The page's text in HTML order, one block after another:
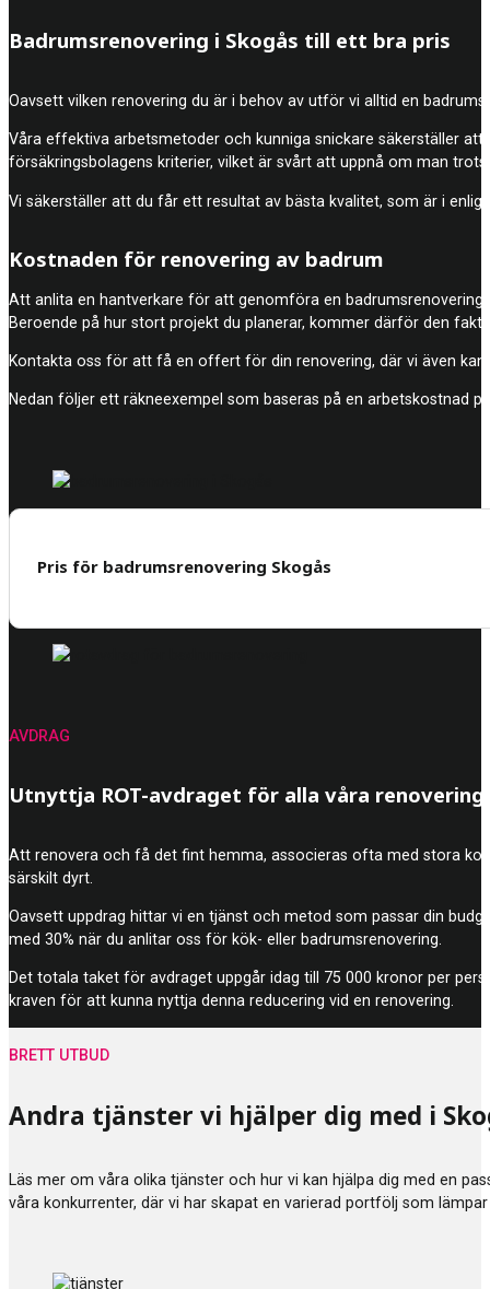
Badrumsrenovering i Skogås till ett bra pris
Oavsett vilken renovering du är i behov av utför vi alltid en
Våra effektiva arbetsmetoder och kunniga snickare säkerställer
försäkringsbolagens kriterier, vilket är svårt att uppnå om man
Vi säkerställer att du får ett resultat av bästa kvalitet, som är i
Kostnaden för renovering av badrum
Att anlita en hantverkare för att genomföra en
Beroende på hur stort projekt du planerar, kommer därför den
Kontakta oss för att få en offert för din renovering, där vi även
Nedan följer ett räkneexempel som baseras på en arbetskostnad
Pris för badrumsrenovering Skogås
Utnyttja ROT-avdraget för alla våra
Att renovera och få det fint hemma, associeras ofta med stora
särskilt dyrt.
Oavsett uppdrag hittar vi en tjänst och metod som passar din
med 30% när du anlitar oss för kök- eller badrumsrenovering.
Det totala taket för avdraget uppgår idag till 75 000 kronor per
kraven för att kunna nyttja denna reducering vid en renovering.
AVDRAG
Andra tjänster vi hjälper dig med i
Läs mer om våra olika tjänster och hur vi kan hjälpa dig med en
våra konkurrenter, där vi har skapat en varierad portfölj som
BRETT UTBUD